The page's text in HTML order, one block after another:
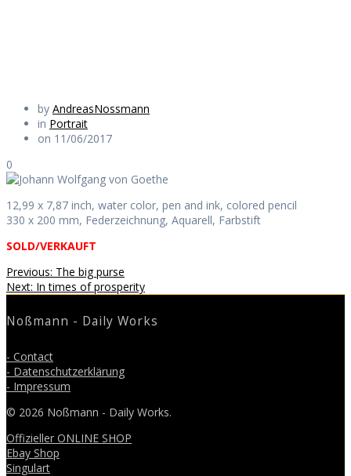
by AndreasNossmann
in Portrait
on 11/06/2017
0
12,99 x 7,87 inch, water color, pen and ink, colored pencil
330 x 200 mm, Federzeichnung, Aquarell, Farbstift
SOLD/VERKAUFT
Beitragsnavigation
Previous: Previous
post:
The big purse
Next: Next
In times of prosperity
Noßmann - Daily Works
- Contact
- Datenschutzerklärung
- Impressum
© 2026 Noßmann - Daily Works.
Offizieller ONLINE SHOP
Ebay Shop
Singulart